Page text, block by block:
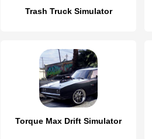
Trash Truck Simulator
Torque Max Drift Simulator